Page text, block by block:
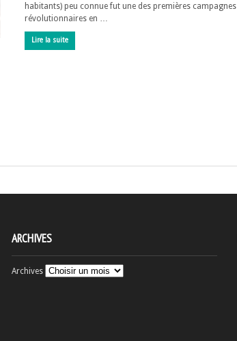
habitants) peu connue fut une des premières campagnes
révolutionnaires en …
Lire la suite
ARCHIVES
Archives